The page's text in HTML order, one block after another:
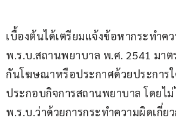
เบื้องต้นได้เตรียมแจ้งข้อหากระทำค
พ.ร.บ.สถานพยาบาล พ.ศ. 2541 มาต
กันโฆษณาหรือประกาศด้วยประการใ
ประกอบกิจการสถานพยาบาล โดยไ
พ.ร.บ.ว่าด้วยการกระทำความผิดเกี่ย